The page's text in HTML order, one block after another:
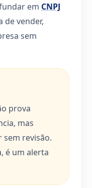
em CNPJ
de vender,
sem
prova
mas
revisão.
é um alerta